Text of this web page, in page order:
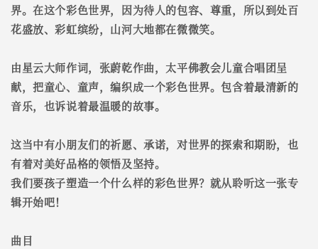
界。在这个彩色世界，因为待人的包容、尊重，所以到处百
花盛放、彩虹缤纷，山河大地都在微微笑。
由星云大师作词，张蔚乾作曲，太平佛教会儿童合唱团呈
献，把童心、童声，编织成一个彩色世界。包含着最清新的
音乐，也诉说着最温暖的故事。
这当中有小朋友们的祈愿、承诺，对世界的探索和期盼，也
有着对美好品格的领悟及坚持。
我们要孩子塑造一个什么样的彩色世界？就从聆听这一张专
辑开始吧！
曲目